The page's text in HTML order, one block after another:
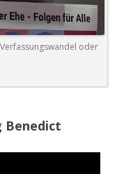
Verfassungswandel oder
Benedict